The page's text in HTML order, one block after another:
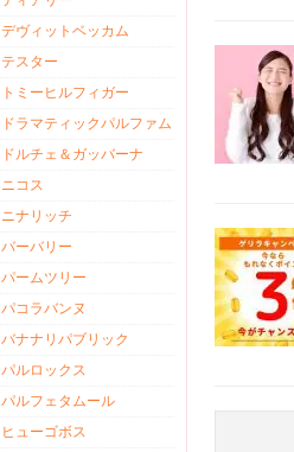
デヴィットベッカム
テスター
トミーヒルフィガー
ドラマティックパルファム
ドルチェ＆ガッバーナ
ニコス
ニナリッチ
バーバリー
パームツリー
パコラバンヌ
バナナリパブリック
パルロックス
パルフェタムール
ヒューゴボス